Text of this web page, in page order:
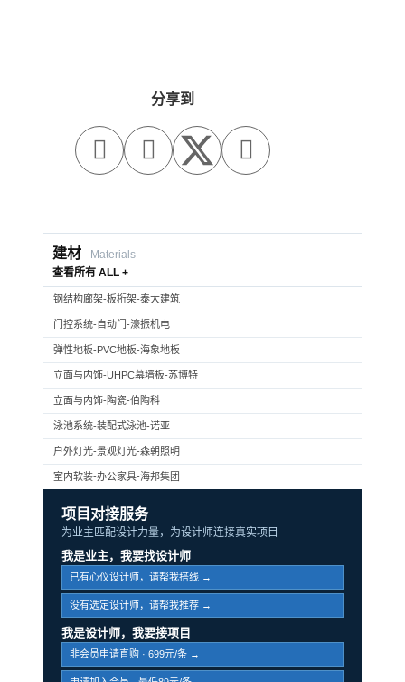
分享到
  
建材
Materials
查看所有 ALL +
钢结构廊架-板桁架-泰大建筑
门控系统-自动门-濠振机电
弹性地板-PVC地板-海象地板
立面与内饰-UHPC幕墙板-苏博特
立面与内饰-陶瓷-伯陶科
泳池系统-装配式泳池-诺亚
户外灯光-景观灯光-森朝照明
室内软装-办公家具-海邦集团
项目对接服务
为业主匹配设计力量，为设计师连接真实项目
我是业主，我要找设计师
已有心仪设计师，请帮我搭线 →
没有选定设计师，请帮我推荐 →
我是设计师，我要接项目
非会员申请直购 · 699元/条 →